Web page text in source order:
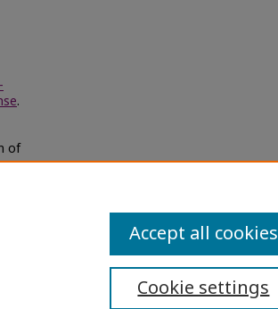
.
of
Cookie settings
Accept all cookies